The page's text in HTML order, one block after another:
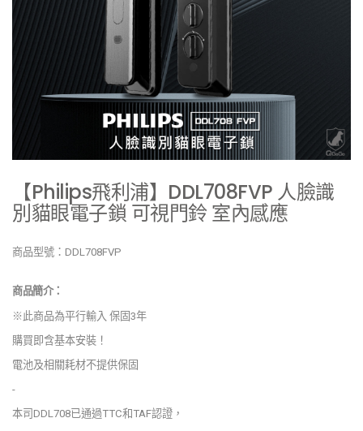
【Philips飛利浦】DDL708FVP 人臉識
別貓眼電子鎖 可視門鈴 室內感應
商品型號：DDL708FVP
商品簡介：
※此商品為平行輸入 保固3年
購買即含基本安裝！
電池及相關耗材不提供保固
-
本司DDL708已通過TTC和TAF認證，